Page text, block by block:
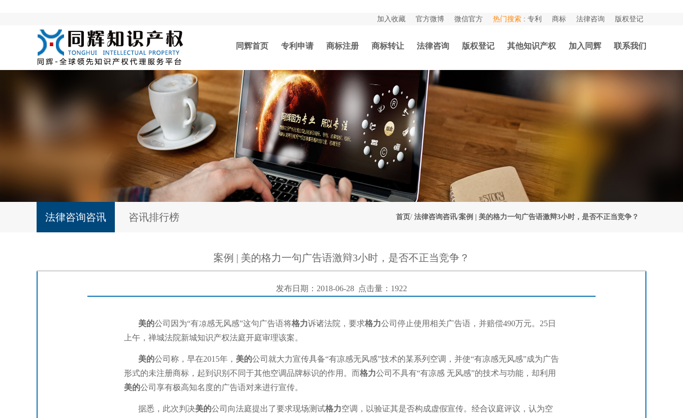
加入收藏 官方微博 微信官方 热门搜索 : 专利 商标 法律咨询 版权登记
同辉首页 专利申请 商标注册 商标转让 法律咨询 版权登记 其他知识产权 加入同辉 联系我们
法律咨询咨讯 咨讯排行榜 首页/ 法律咨询咨讯/案例 | 美的格力一句广告语激辩3小时，是否不正当竞争？
案例 | 美的格力一句广告语激辩3小时，是否不正当竞争？
发布日期：2018-06-28 点击量：1922
美的公司因为“有凉感无风感”这句广告语将格力诉诸法院，要求格力公司停止使用相关广告语，并赔偿490万元。25日
上午，禅城法院新城知识产权法庭开庭审理该案。
美的公司称，早在2015年， 美的公司就大力宣传具备“有凉感无风感”技术的某系列空调，并使“有凉感无风感”成为广告
形式的未注册商标，起到识别不同于其他空调品牌标识的作用。而格力公司不具有“有凉感 无风感”的技术与功能，却利用
美的公司享有极高知名度的广告语对来进行宣传。
据悉，此次判决美的公司向法庭提出了要求现场测试格力空调，以验证其是否构成虚假宣传。经合议庭评议，认为空